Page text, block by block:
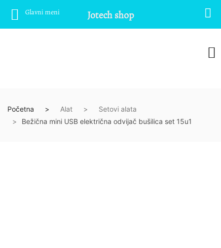
Početna Alat
Setovi alata
Bežična mini USB električna odvijač bušilica set 15u1
Glavni meni Jotech shop